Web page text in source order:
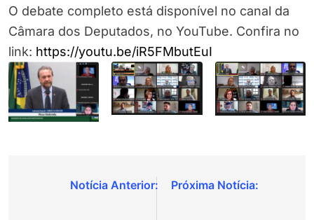
O debate completo está disponível no canal da
Câmara dos Deputados, no YouTube. Confira no
link: https://youtu.be/iR5FMbutEuI
Navegação